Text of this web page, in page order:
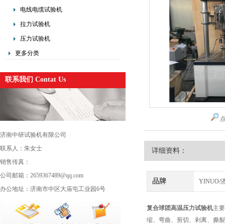
电线电缆试验机
拉力试验机
压力试验机
更多分类
联系我们 Contat Us
济南中研试验机有限公司
联系人：朱女士
销售传真：
公司邮箱：2659367489@qq.com
办公地址：济南市中区大庙屯工业园6号
详细资料：
品牌 YINUO/
复合球团高温压力试验机主
缩、弯曲、剪切、剥离、撕